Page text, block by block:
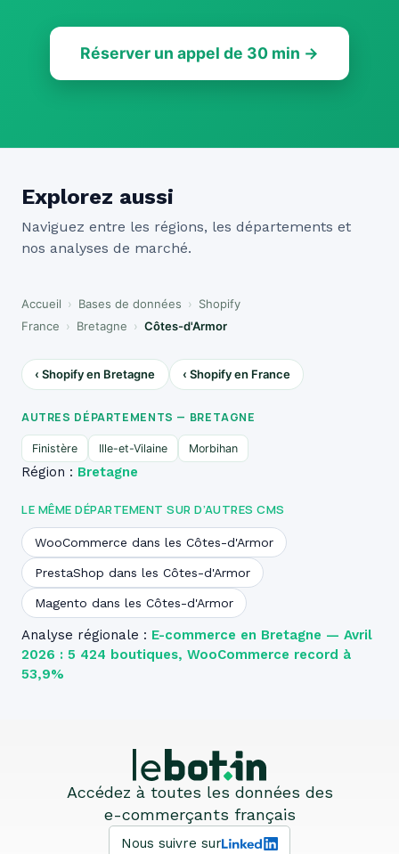
Réserver un appel de 30 min →
Explorez aussi
Naviguez entre les régions, les départements et
nos analyses de marché.
Accueil › Bases de données › Shopify
France › Bretagne › Côtes-d'Armor
‹ Shopify en Bretagne ‹ Shopify en France
AUTRES DÉPARTEMENTS — BRETAGNE
Finistère Ille-et-Vilaine Morbihan
Région : Bretagne
LE MÊME DÉPARTEMENT SUR D’AUTRES CMS
WooCommerce dans les Côtes-d'Armor
PrestaShop dans les Côtes-d'Armor
Magento dans les Côtes-d'Armor
Analyse régionale : E-commerce en Bretagne — Avril
2026 : 5 424 boutiques, WooCommerce record à
53,9%
Accédez à toutes les données des
e-commerçants français
Nous suivre sur